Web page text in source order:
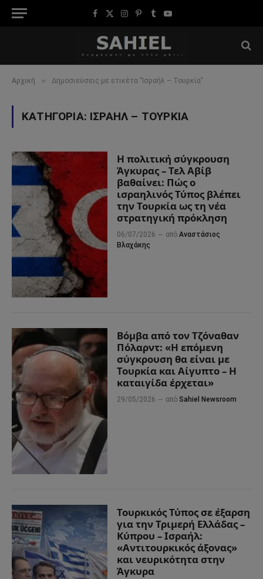
Facebook
X
Instagram
Pinterest
TumblrYouTube
Αρχική » Δημοσιεύσεις με ετικέτα "Ισραήλ – Τουρκία"
ΚΑΤΗΓΟΡΊΑ: ΙΣΡΑΉΛ – ΤΟΥΡΚΊΑ
Η πολιτική σύγκρουση
Άγκυρας – Τελ Αβίβ
βαθαίνει: Πώς ο
ισραηλινός Τύπος βλέπει
την Τουρκία ως τη νέα
στρατηγική πρόκληση
06/07/2026 από Αναστάσιος
Βλαχάκης
Βόμβα από τον Τζόναθαν
Πόλαρντ: «Η επόμενη
σύγκρουση θα είναι με
Τουρκία και Αίγυπτο – Η
καταιγίδα έρχεται»
29/05/2026 από Sahiel Newsroom
Τουρκικός Τύπος σε έξαρση
για την Τριμερή Ελλάδας –
Κύπρου – Ισραήλ:
«Αντιτουρκικός άξονας»
και νευρικότητα στην
Άγκυρα